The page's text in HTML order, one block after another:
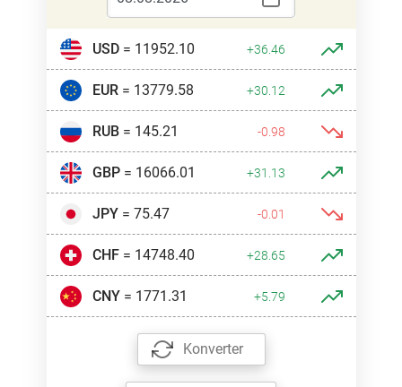
USD= 11952.10 +36.46
EUR= 13779.58 +30.12
RUB= 145.21 -0.98
GBP= 16066.01 +31.13
JPY= 75.47 -0.01
CHF= 14748.40 +28.65
CNY= 1771.31 +5.79
Konverter